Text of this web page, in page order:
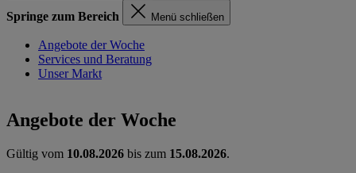
Springe zum Bereich Menü schließen
Angebote der Woche
Services und Beratung
Unser Markt
Angebote der Woche
Gültig vom 10.08.2026 bis zum 15.08.2026.